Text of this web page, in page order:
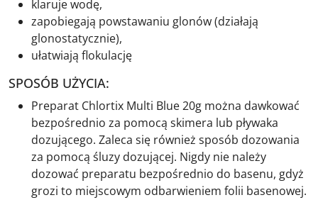
klaruje wodę,
zapobiegają powstawaniu glonów (działają
glonostatycznie),
ułatwiają flokulację
SPOSÓB UŻYCIA:
Preparat Chlortix Multi Blue 20g można dawkować
bezpośrednio za pomocą skimera lub pływaka
dozującego. Zaleca się również sposób dozowania
za pomocą śluzy dozującej. Nigdy nie należy
dozować preparatu bezpośrednio do basenu, gdyż
grozi to miejscowym odbarwieniem folii basenowej.